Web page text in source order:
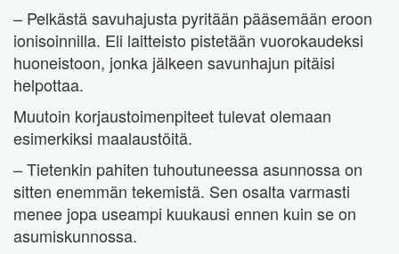
– Pelkästä savuhajusta pyritään pääsemään eroon
ionisoinnilla. Eli laitteisto pistetään vuorokaudeksi
huoneistoon, jonka jälkeen savunhajun pitäisi
helpottaa.
Muutoin korjaustoimenpiteet tulevat olemaan
esimerkiksi maalaustöitä.
– Tietenkin pahiten tuhoutuneessa asunnossa on
sitten enemmän tekemistä. Sen osalta varmasti
menee jopa useampi kuukausi ennen kuin se on
asumiskunnossa.